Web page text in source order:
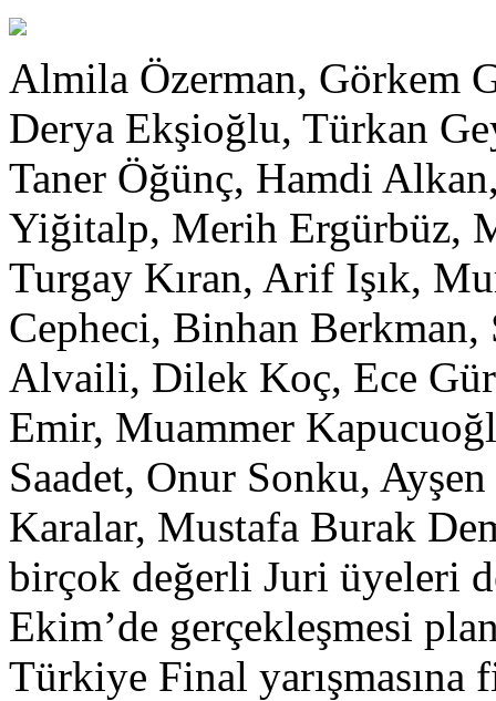
Almila Özerman, Görkem
Derya Ekşioğlu, Türkan
Taner Öğünç, Hamdi
Yiğitalp, Merih Ergürbüz,
Turgay Kıran, Arif Işık,
Cepheci, Binhan Berkman,
Alvaili, Dilek Koç, Ece
Emir, Muammer
Saadet, Onur Sonku,
Karalar, Mustafa Burak
birçok değerli Juri üyeleri
Ekim’de gerçekleşmesi
Türkiye Final yarışmasına